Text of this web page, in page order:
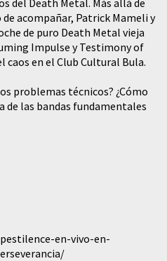
acompañar, Patrick Mameli y
de puro Death Metal vieja
Impulse y Testimony of
caos en el Club Cultural Bula.
problemas técnicos? ¿Cómo
de las bandas fundamentales
en-vivo-en-